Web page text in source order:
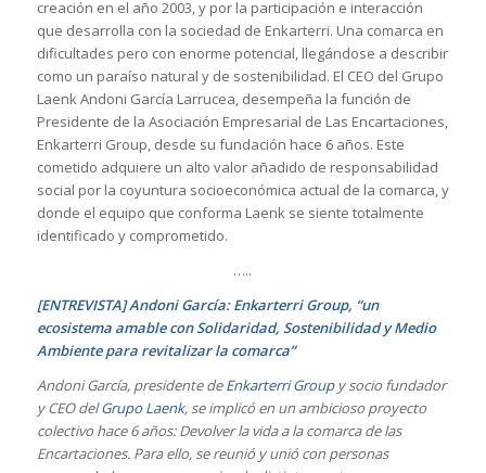
creación en el año 2003, y por la participación e interacción
que desarrolla con la sociedad de Enkarterri. Una comarca en
dificultades pero con enorme potencial, llegándose a describir
como un paraíso natural y de sostenibilidad. El CEO del Grupo
Laenk Andoni García Larrucea, desempeña la función de
Presidente de la Asociación Empresarial de Las Encartaciones,
Enkarterri Group, desde su fundación hace 6 años. Este
cometido adquiere un alto valor añadido de responsabilidad
social por la coyuntura socioeconómica actual de la comarca, y
donde el equipo que conforma Laenk se siente totalmente
identificado y comprometido.
…..
[ENTREVISTA] Andoni García: Enkarterri Group, “un
ecosistema amable con Solidaridad, Sostenibilidad y Medio
Ambiente para revitalizar la comarca”
Andoni García, presidente deEnkarterri Groupy socio fundador
y CEO delGrupo Laenk, se implicó en un ambicioso proyecto
colectivo hace 6 años: Devolver la vida a la comarca de las
Encartaciones. Para ello, se reunió y unió con personas